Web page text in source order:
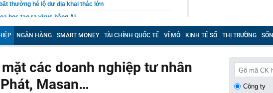
thường hé lộ dư địa khai thác lớn
học tạo ra virus bằng AI
động khi trở thành cầu thủ nhập tịch đầu tiên trong lịch
đội trưởng ĐT Việt Nam
Sky và Hồ Văn Khoa đến gây rối, nhưng Vua Quạt cũng
ngoài bảng cân đối kế toán hé lộ giá trị của "trùm" giải trí
NGÂN HÀNG SMART MONEY TÀI CHÍNH QUỐC TẾ VĨ MÔ KINH TẾ SỐ THỊ TRƯỜNG
các doanh nghiệp tư nhân
Masan…
Công ty